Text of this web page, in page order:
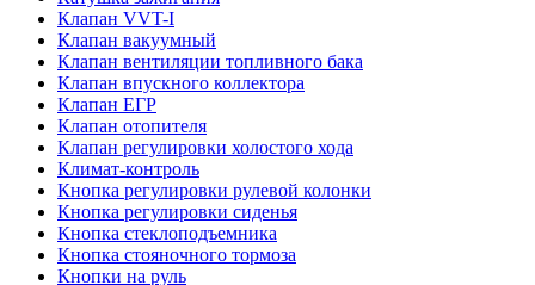
Клапан VVT-I
Клапан вакуумный
Клапан вентиляции топливного бака
Клапан впускного коллектора
Клапан ЕГР
Клапан отопителя
Клапан регулировки холостого хода
Климат-контроль
Кнопка регулировки рулевой колонки
Кнопка регулировки сиденья
Кнопка стеклоподъемника
Кнопка стояночного тормоза
Кнопки на руль